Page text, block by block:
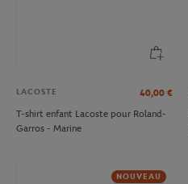
LACOSTE 40,00 €
T-shirt enfant Lacoste pour Roland-
Garros - Marine
NOUVEAU